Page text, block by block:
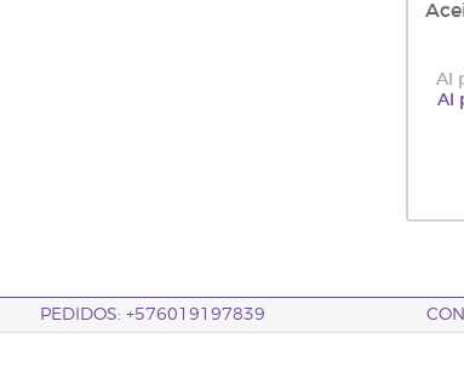
Al
Al
PEDIDOS: +576019197839